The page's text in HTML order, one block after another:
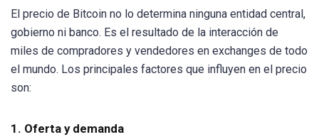
El precio de Bitcoin no lo determina ninguna entidad central,
gobierno ni banco. Es el resultado de la interacción de
miles de compradores y vendedores en exchanges de todo
el mundo. Los principales factores que influyen en el precio
son:
1. Oferta y demanda